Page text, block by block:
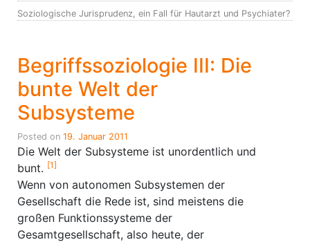
Soziologische Jurisprudenz, ein Fall für Hautarzt und Psychiater?
Begriffssoziologie III: Die
bunte Welt der
Subsysteme
Posted on 19. Januar 2011
Die Welt der Subsysteme ist unordentlich und
bunt. [1]
Wenn von autonomen Subsystemen der
Gesellschaft die Rede ist, sind meistens die
großen Funktionssysteme der
Gesamtgesellschaft, also heute, der